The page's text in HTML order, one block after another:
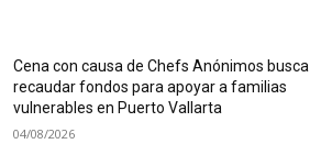
Cena con causa de Chefs Anónimos busca
recaudar fondos para apoyar a familias
vulnerables en Puerto Vallarta
04/08/2026